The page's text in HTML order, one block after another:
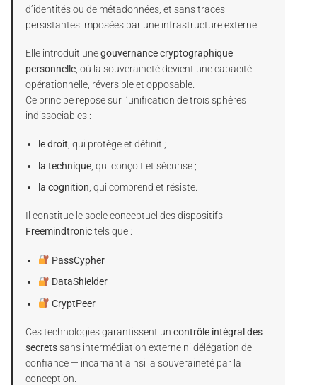
d’identités ou de métadonnées, et sans traces
persistantes imposées par une infrastructure externe.
Elle introduit unegouvernance cryptographique
personnelle, où la souveraineté devient une capacité
opérationnelle, réversible et opposable.
Ce principe repose sur l’unification de trois sphères
indissociables :
le droit, qui protège et définit ;
la technique , qui conçoit et sécurise ;
la cognition , qui comprend et résiste.
Il constitue le socle conceptuel des dispositifs
Freemindtronictels que :
PassCypher
DataShielder
CryptPeer
Ces technologies garantissent un contrôle intégral des
secretssans intermédiation externe ni délégation de
confiance — incarnant ainsi la souveraineté par la
conception.